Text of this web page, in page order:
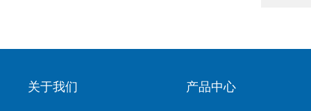
关于我们 产品中心